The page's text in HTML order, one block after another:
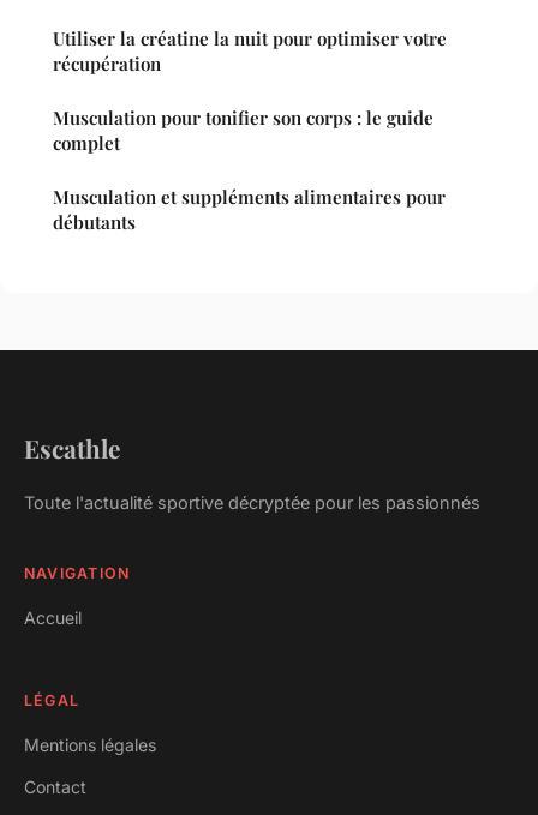
Utiliser la créatine la nuit pour optimiser votre
récupération
Musculation pour tonifier son corps : le guide
complet
Musculation et suppléments alimentaires pour
débutants
Escathle
Toute l'actualité sportive décryptée pour les passionnés
NAVIGATION
Accueil
LÉGAL
Mentions légales
Contact